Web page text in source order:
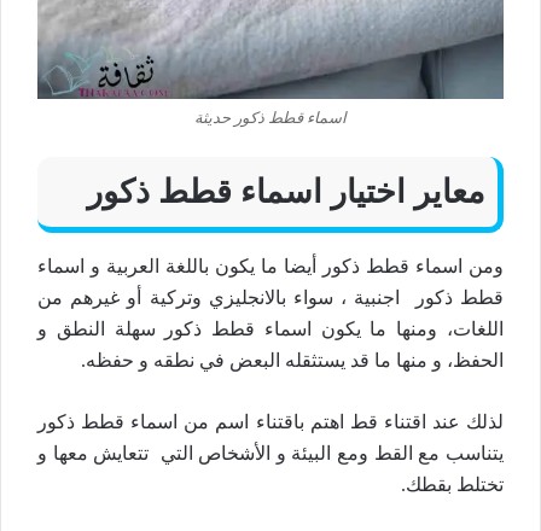
اسماء قطط ذكور حديثة
معاير اختيار اسماء قطط ذكور
ومن اسماء قطط ذكور أيضا ما يكون باللغة العربية و اسماء
قطط ذكور اجنبية ، سواء بالانجليزي وتركية أو غيرهم من
اللغات، ومنها ما يكون اسماء قطط ذكور سهلة النطق و
الحفظ، و منها ما قد يستثقله البعض في نطقه و حفظه.
لذلك عند اقتناء قط اهتم باقتناء اسم من اسماء قطط ذكور
يتناسب مع القط ومع البيئة و الأشخاص التي تتعايش معها و
تختلط بقطك.